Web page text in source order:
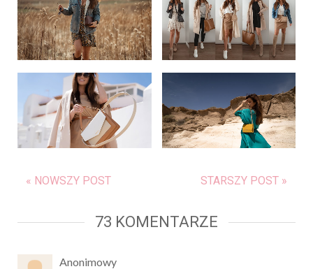
« NOWSZY POST STARSZY POST »
73 KOMENTARZE
Anonimowy